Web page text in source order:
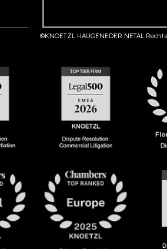
©KNOETZL HAUGENEDER NETAL